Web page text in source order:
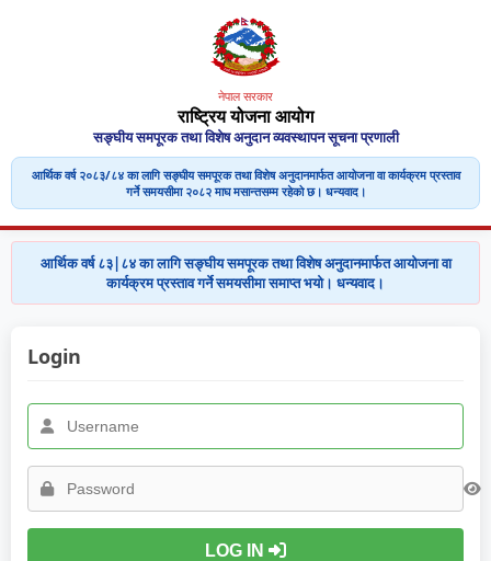
नेपाल सरकार
राष्ट्रिय योजना आयोग
सङ्घीय समपूरक तथा विशेष अनुदान व्यवस्थापन सूचना प्रणाली
आर्थिक वर्ष २०८३/८४ का लागि सङ्घीय समपूरक तथा विशेष अनुदानमार्फत आयोजना वा कार्यक्रम प्रस्ताव
गर्ने समयसीमा २०८२ माघ मसान्तसम्म रहेको छ। धन्यवाद।
आर्थिक वर्ष ८३|८४ का लागि सङ्घीय समपूरक तथा विशेष अनुदानमार्फत आयोजना वा
कार्यक्रम प्रस्ताव गर्ने समयसीमा समाप्त भयो। धन्यवाद।
Login
LOG IN